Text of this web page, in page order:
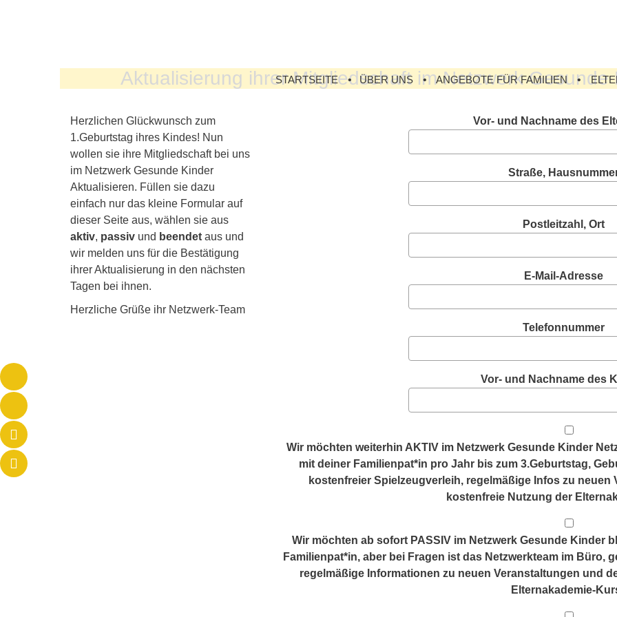
STARTSEITE ÜBER UNS ANGEBOTE FÜR FAMILIEN
Aktualisierung ihrer Mitgliedschaft im Netzwerk Gesunde
Herzlichen Glückwunsch zum
1.Geburtstag ihres Kindes! Nun
wollen sie ihre Mitgliedschaft bei uns
im Netzwerk Gesunde Kinder
Aktualisieren. Füllen sie dazu
einfach nur das kleine Formular auf
dieser Seite aus, wählen sie aus
aktiv, passiv und beendet aus und
wir melden uns für die Bestätigung
ihrer Aktualisierung in den nächsten
Tagen bei ihnen.
Herzliche Grüße ihr Netzwerk-Team
Vor- und Nachname des
Straße,
Postleitzahl, Ort
E-Mail-Adresse
Telefonnummer
Vor- und Nachname des
Wir möchten weiterhin AKTIV im Netzwerk Gesunde Kinder
mit deiner Familienpat*in pro Jahr bis zum 3.Geburtstag,
kostenfreier Spielzeugverleih, regelmäßige Infos zu
kostenfreie Nutzung der
Wir möchten ab sofort PASSIV im Netzwerk Gesunde Kinder
Familienpat*in, aber bei Fragen ist das Netzwerkteam im Büro,
regelmäßige Informationen zu neuen Veranstaltungen und
Elternakademie-